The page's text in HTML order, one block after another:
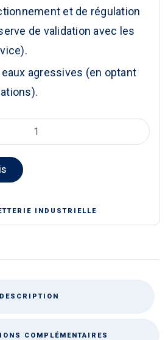
et de régulation
de validation avec les
agressives (en optant
INDUSTRIELLE
DESCRIPTION
COMPLÉMENTAIRES